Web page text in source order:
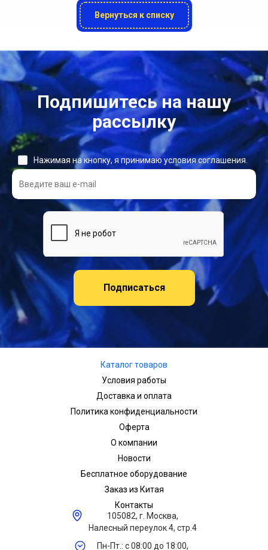
Вернуться к списку
Подпишитесь на нашу
рассылку
Подписаться
Нажимая на кнопку, я принимаю условия соглашения.
Каталог товаров
Условия работы
Доставка и оплата
Политика конфиденциальности
Оферта
О компании
Новости
Бесплатное оборудование
Заказ из Китая
Контакты
105082, г. Москва,
Налесный переулок 4, стр.4
Пн-Пт.: с 08:00 до 18:00,